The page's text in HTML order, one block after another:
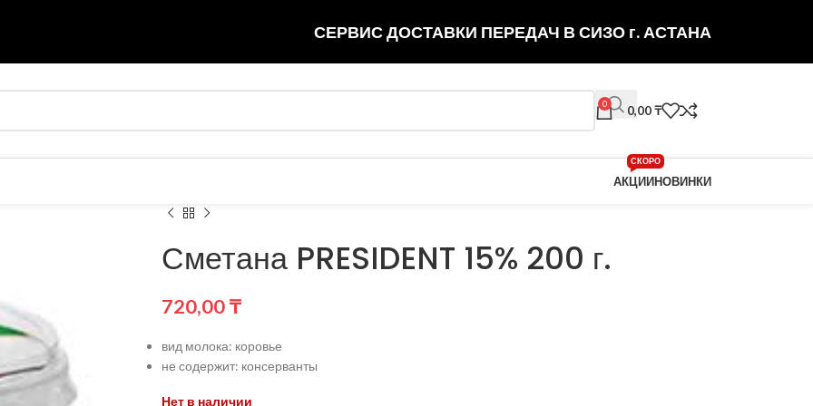
СЕРВИС ДОСТАВКИ ПЕРЕДАЧ В СИЗО г. АСТАНА
0 0,00₸
АКЦИИ
СКОРО
НОВИНКИ
Сметана PRESIDENT 15% 200 г.
720,00₸
вид молока: коровье
не содержит: консерванты
Нет в наличии